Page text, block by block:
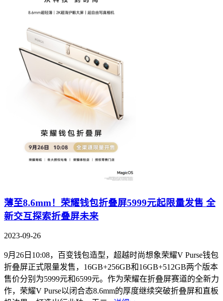
薄至8.6mm！荣耀钱包折叠屏5999元起限量发售 全
新交互探索折叠屏未来
2023-09-26
9月26日10:08，百变钱包造型，超越时尚想象荣耀V Purse钱包
折叠屏正式限量发售，16GB+256GB和16GB+512GB两个版本
售价分别为5999元和6599元。作为荣耀在折叠屏赛道的全新力
作，荣耀V Purse以闭合态8.6mm的厚度继续突破折叠屏和直板